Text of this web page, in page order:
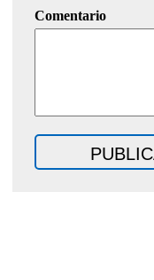
Comentario